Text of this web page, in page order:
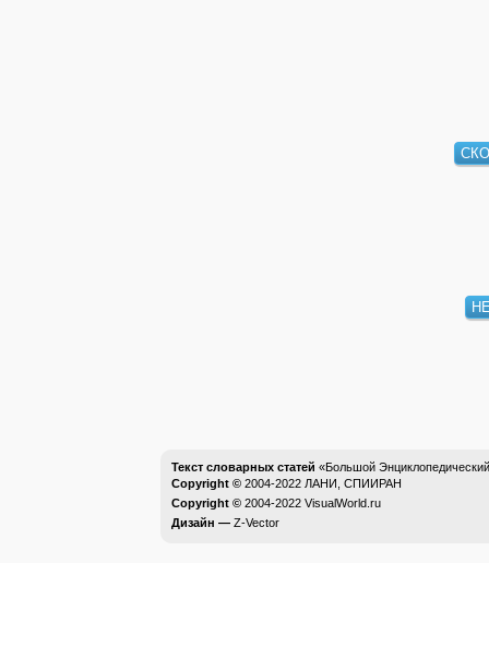
Текст словарных статей «Большой
Copyright © 2004-2022 ЛАНИ, СПИИРАН
Copyright © 2004-2022 VisualWorld.ru
Дизайн — Z-Vector